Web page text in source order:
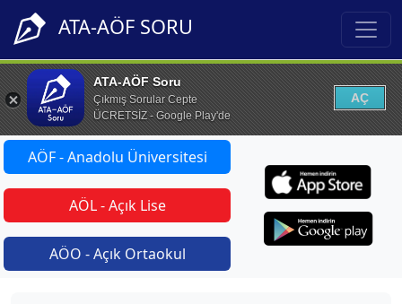
ATA-AÖF SORU
ATA-AÖF Soru
Çıkmış Sorular Cepte
ÜCRETSİZ - Google Play'de
AÇ
AÖF - Anadolu Üniversitesi
AÖL - Açık Lise
AÖO - Açık Ortaokul